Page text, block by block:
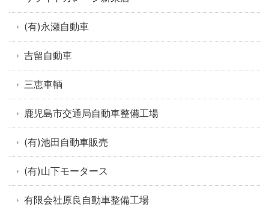
(有)永瀬自動車
吉留自動車
三恵車輌
鹿児島市交通局自動車整備工場
(有)池田自動車販売
(有)山下モータース
有限会社原良自動車整備工場